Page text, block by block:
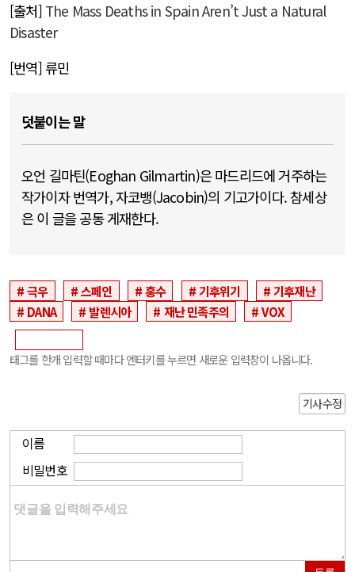
[출처] The Mass Deaths in Spain Aren’t Just a Natural
Disaster
[번역] 류민
덧붙이는 말
오언 길마틴(Eoghan Gilmartin)은 마드리드에 거주하는
작가이자 번역가, 자코뱅(Jacobin)의 기고가이다. 참세상
은 이 글을 공동 게재한다.
극우 스페인 홍수 기후위기
기후재난
DANA
발렌시아 재난 민족주의 VOX
태그를 한개 입력할 때마다 엔터키를 누르면 새로운 입력창이 나옵니다.
기사수정
이름
비밀번호